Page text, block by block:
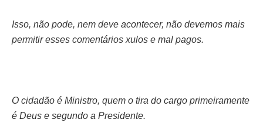
Isso, não pode, nem deve acontecer, não devemos mais
permitir esses comentários xulos e mal pagos.
O cidadão é Ministro, quem o tira do cargo primeiramente
é Deus e segundo a Presidente.